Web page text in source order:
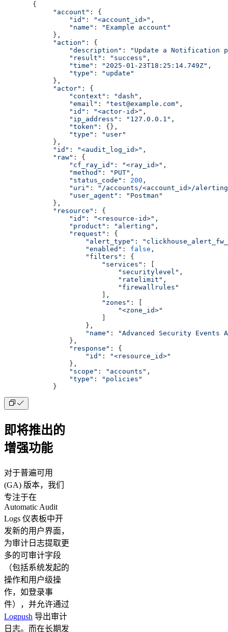
       {
            "account"
: {
                "id"
: "<account_id>" ,
                "name"
:
"Example account"
            },
            "action"
: {
                "description"
:
"Update a Notification
                "result"
: "success" ,
                "time"
: "2025-01-23T18:25:14.749Z" ,
                "type"
:
"update"
            },
            "actor"
: {
                "context"
: "dash" ,
                "email"
: "test@example.com" ,
                "id"
: "<actor-id>" ,
                "ip_address"
: "127.0.0.1" ,
                "token"
: {},
                "type"
:
"user"
            },
            "id"
: "<audit_log_id>" ,
            "raw"
: {
                "cf_ray_id"
: "<ray_id>" ,
                "method"
: "PUT" ,
                "status_code"
: 200 ,
                "uri"
:
"/accounts/<account_id>/
                "user_agent"
:
"Postman"
            },
            "resource"
: {
                "id"
: "<resource-id>" ,
                "product"
: "alerting" ,
                "request"
: {
                    "alert_type"
:
                    "enabled"
: false ,
                    "filters"
: {
                        "services"
: [
                            "securitylevel"
,
                            "ratelimit"
,
                            "firewallrules"
                        ],
                        "zones"
: [
                            "<zone_id>"
                    },
                    "name"
:
"Advanced Security Events
                },
                "response"
: {
                    "id"
:
"<resource_id>"
                },
                "scope"
: "accounts" ,
                "type"
:
"policies"
            }
即将推出的
增强功能
对于普遍可用
(GA) 版本，我们
专注于在
Automatic Audit
Logs 仪表板中开
发新的用户界面，
为审计日志提取更
多的可审计字段
（包括系统发起的
操作和用户级操
作，如登录事
件），并允许通过
Logpush 导出审计
日志。而在长期发